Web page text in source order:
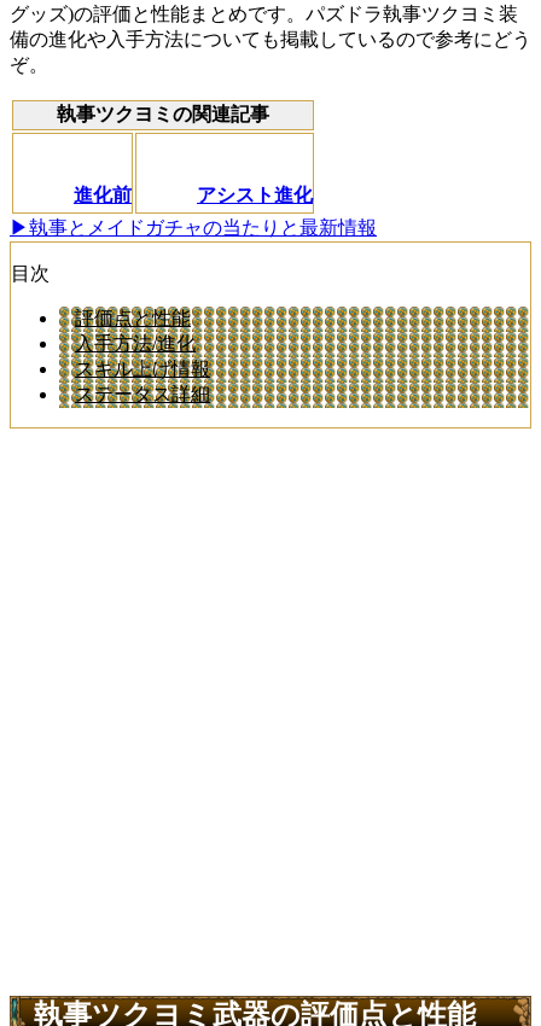
グッズ)の評価と性能まとめです。パズドラ執事ツクヨミ装
備の進化や入手方法についても掲載しているので参考にどう
ぞ。
執事ツクヨミの関連記事
進化前
アシスト進化
▶執事とメイドガチャの当たりと最新情報
目次
評価点と性能
入手方法/進化
スキル上げ情報
ステータス詳細
執事ツクヨミ武器の評価点と性能